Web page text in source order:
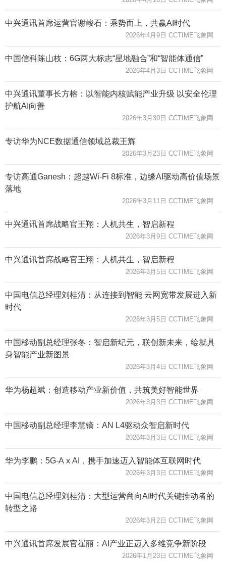
中兴通讯首席运营官谢峻石：乘势而上，共赢AI时代
2026年4月9日 CCTIME飞象网
中国信科陈山枝：6G两大标志“星地融合”和“智能体通信”
2026年4月3日 CCTIME飞象网
中兴通讯董事长方榕：以智能内核赋能产业升级 以安全伦理
护航AI向善
2026年3月30日 CCTIME飞象网
专访华为NCE数据通信领域总裁王辉
2026年3月23日 CCTIME飞象网
专访高通Ganesh：超越Wi-Fi 8标准，边缘AI驱动高价值场景
落地
2026年3月11日 CCTIME飞象网
中兴通讯首席战略官王翔：人机共生，智启新程
2026年3月9日 CCTIME飞象网
中兴通讯首席战略官王翔：人机共生，智启新程
2026年3月5日 CCTIME飞象网
中国电信总经理刘桂清：从连接到智能 云网宽带发展进入新
时代
2026年3月5日 CCTIME飞象网
中国移动副总经理张冬：智启新纪元，联创新未来，绘就具
身智能产业新图景
2026年3月4日 CCTIME飞象网
华为杨超斌：创造移动产业新价值，共筑美好智能世界
2026年3月3日 CCTIME飞象网
中国移动副总经理李慧镝：AN L4驱动众智启新时代
2026年3月3日 CCTIME飞象网
华为李鹏：5G-A x AI，携手加速迈入智能体互联网时代
2026年3月3日 CCTIME飞象网
中国电信总经理刘桂清：大型运营商向AI时代关键推动者的
转型之路
2026年3月2日 CCTIME飞象网
中兴通讯首席发展官崔丽：AI产业正迈入多维竞争新阶段
2026年1月23日 CCTIME飞象网